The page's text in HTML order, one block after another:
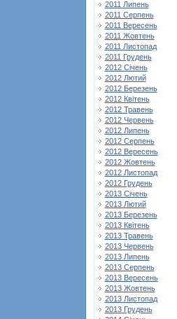
2011 Липень
2011 Серпень
2011 Вересень
2011 Жовтень
2011 Листопад
2011 Грудень
2012 Січень
2012 Лютий
2012 Березень
2012 Квітень
2012 Травень
2012 Червень
2012 Липень
2012 Серпень
2012 Вересень
2012 Жовтень
2012 Листопад
2012 Грудень
2013 Січень
2013 Лютий
2013 Березень
2013 Квітень
2013 Травень
2013 Червень
2013 Липень
2013 Серпень
2013 Вересень
2013 Жовтень
2013 Листопад
2013 Грудень